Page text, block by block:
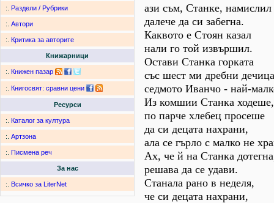
:. Раздели / Рубрики
:. Автори
:. Критика за авторите
Книжарници
:. Книжен пазар
:. Книгосвят: сравни цени
Ресурси
:. Каталог за култура
:. Артзона
:. Писмена реч
За нас
:. Всичко за LiterNet
ази съм, Станке, намислил
далече да си забегна.
Каквото е Стоян казал
нали го той извършил.
Остави Станка горката
със шест ми дребни
седмото Иванчо - най-
Из комшии Станка ходеше,
по парче хлебец просеше
да си децата нахрани,
ала се гърло с малко не
Ах, че й на Станка
решава да се удави.
Станала рано в неделя,
че си децата нахрани,